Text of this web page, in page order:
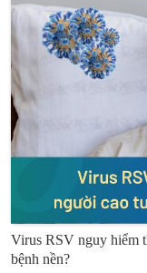
Virus RSV nguy hiểm
bệnh nền?